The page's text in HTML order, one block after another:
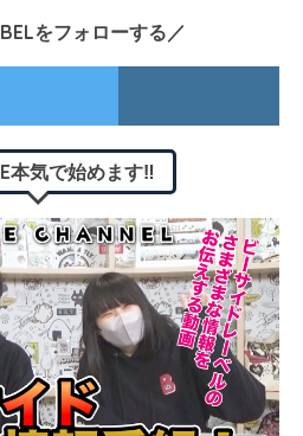
をフォローする／
本気で始めます‼︎